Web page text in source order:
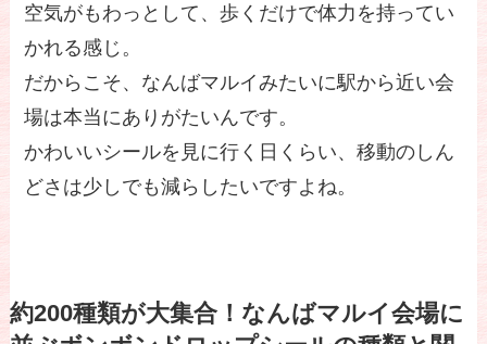
空気がもわっとして、歩くだけで体力を持ってい
かれる感じ。
だからこそ、なんばマルイみたいに駅から近い会
場は本当にありがたいんです。
かわいいシールを見に行く日くらい、移動のしん
どさは少しでも減らしたいですよね。
約200種類が大集合！なんばマルイ会場に